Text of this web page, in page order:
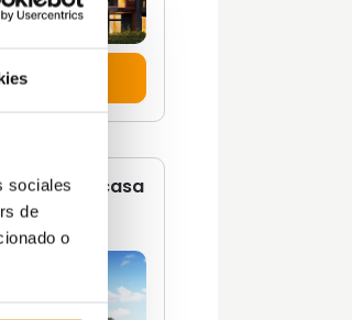
sociales
de
o
aquí
en una casa
de vida